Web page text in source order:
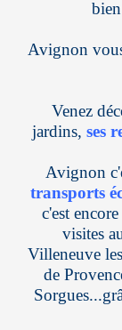
Avignon
Venez
jardins, ses
Avignon
transports
c'est
visites
Villeneuve
de